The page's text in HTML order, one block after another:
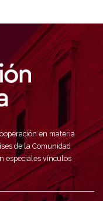
en materia
de la Comunidad
especiales vínculos